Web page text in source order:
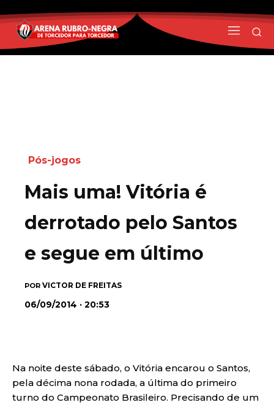
Pós-jogos
Mais uma! Vitória é
derrotado pelo Santos
e segue em último
POR VICTOR DE FREITAS
06/09/2014 · 20:53
Na noite deste sábado, o Vitória encarou o Santos,
pela décima nona rodada, a última do primeiro
turno do Campeonato Brasileiro. Precisando de um